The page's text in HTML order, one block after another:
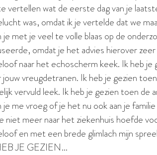
vertellen wat de eerste dag van je
was, omdat ik je vertelde dat we
met je veel te volle blaas op de
e, omdat je het advies hierover
naar het echoscherm keek. Ik heb
jouw vreugdetranen. Ik heb je gezien
vervuld leek. Ik heb je gezien toen de
me vroeg of je het nu ook aan je
niet meer naar het ziekenhuis hoefde
en met een brede glimlach mijn
JE GEZIEN…